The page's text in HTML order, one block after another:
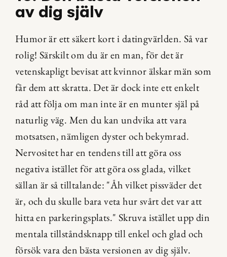
av dig själv
Humor är ett säkert kort i datingvärlden. Så var
rolig! Särskilt om du är en man, för det är
vetenskapligt bevisat att kvinnor älskar män som
får dem att skratta. Det är dock inte ett enkelt
råd att följa om man inte är en munter själ på
naturlig väg. Men du kan undvika att vara
motsatsen, nämligen dyster och bekymrad.
Nervositet har en tendens till att göra oss
negativa istället för att göra oss glada, vilket
sällan är så tilltalande: "Åh vilket pissväder det
är, och du skulle bara veta hur svårt det var att
hitta en parkeringsplats." Skruva istället upp din
mentala tillståndsknapp till enkel och glad och
försök vara den bästa versionen av dig själv.